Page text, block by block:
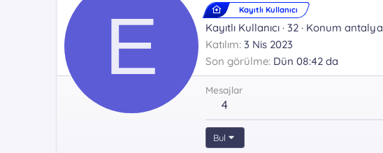
E Kayıtlı Kullanıcı
Kayıtlı Kullanıcı · 32 · Konum antalya
Katılım 3 Nis 2023
Son görülme Dün 08:42 da
Mesajlar
4
Bul